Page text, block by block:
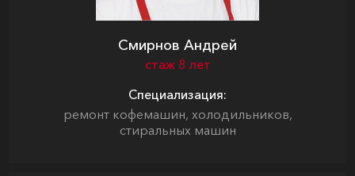
Смирнов Андрей
стаж 8 лет
Специализация:
ремонт кофемашин, холодильников,
стиральных машин